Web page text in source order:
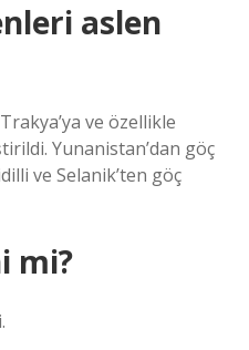
aslen
ve özellikle
Yunanistan’dan göç
ve Selanik’ten göç
mi?